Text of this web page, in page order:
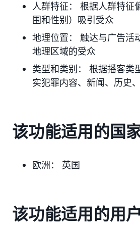
人群特征： 根据人群特征
围和性别）吸引受众
地理位置： 触达与广告活
地理区域的受众
类型和类别： 根据播客类
实犯罪内容、新闻、历史
该功能适用的国
欧洲： 英国
该功能适用的用户